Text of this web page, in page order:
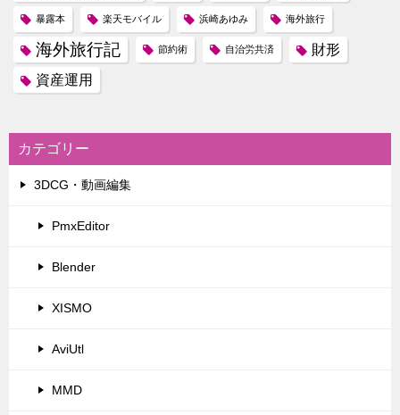
暴露本 楽天モバイル 浜崎あゆみ 海外旅行
海外旅行記 節約術 自治労共済
財形
資産運用
カテゴリー
3DCG・動画編集
PmxEditor
Blender
XISMO
AviUtl
MMD